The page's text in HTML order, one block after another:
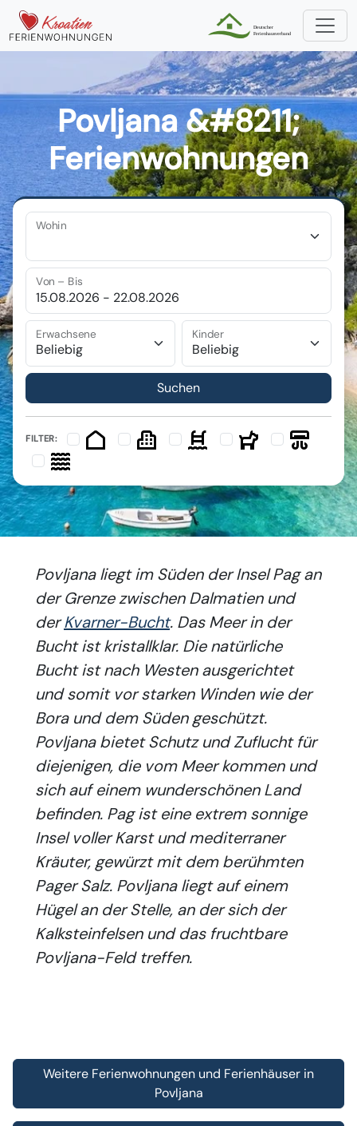
Povljana &#8211;
Ferienwohnungen
Wohin
Von – Bis
Erwachsene Kinder
FILTER:
Povljana liegt im Süden der Insel Pag an
der Grenze zwischen Dalmatien und
derKvarner-Bucht. Das Meer in der
Bucht ist kristallklar. Die natürliche
Bucht ist nach Westen ausgerichtet
und somit vor starken Winden wie der
Bora und dem Süden geschützt.
Povljana bietet Schutz und Zuflucht für
diejenigen, die vom Meer kommen und
sich auf einem wunderschönen Land
befinden. Pag ist eine extrem sonnige
Insel voller Karst und mediterraner
Kräuter, gewürzt mit dem berühmten
Pager Salz. Povljana liegt auf einem
Hügel an der Stelle, an der sich der
Kalksteinfelsen und das fruchtbare
Povljana-Feld treffen.
Weitere Ferienwohnungen und Ferienhäuser in
Povljana